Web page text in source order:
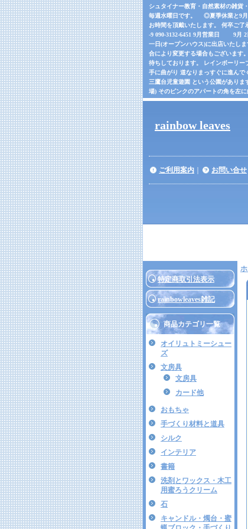
シュタイナー教育・自然素材の雑貨
毎週水曜日です。 ◎夏季休業と9月
お時間を頂戴いたします。 何卒ご
-9 090-3132-6451 9月営業日 9月
一日(オープンハウス)に出店いたし
合により変更する場合もございます
待ちしております。 レインボーリ
手に曲がり 道なりまっすぐに進んで
三鷹台児童遊園 という公園があり
場) そのピンクのアパートの角を左
rainbow leaves
ご利用案内 お問い合せ
特定商取引法表示
rainbowleaves雑記
商品カテゴリ一覧
オイリュトミーシュー
ズ
文房具
文房具
カード他
おもちゃ
手づくり材料と道具
シルク
インテリア
書籍
洗剤とワックス・木工
用蜜ろうクリーム
石
キャンドル・燭台・蜜